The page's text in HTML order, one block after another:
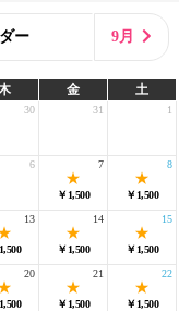
ー 9月
金 土
30 31 1
6
￥1,500
7
￥1,500
8
13
￥1,500
14
￥1,500
15
20
￥1,500
21
￥1,500
22